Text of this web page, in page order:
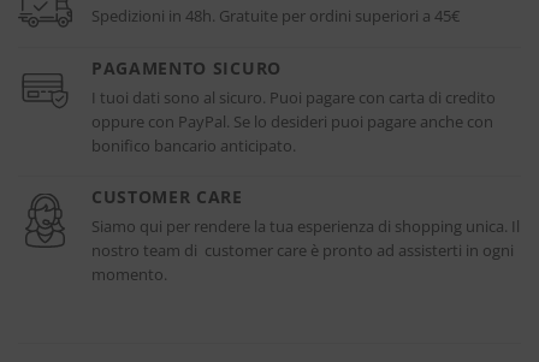
Spedizioni in 48h. Gratuite per ordini superiori a 45€
PAGAMENTO SICURO
I tuoi dati sono al sicuro. Puoi pagare con carta di credito
oppure con PayPal. Se lo desideri puoi pagare anche con
bonifico bancario anticipato.
CUSTOMER CARE
Siamo qui per rendere la tua esperienza di shopping unica. Il
nostro team di customer care è pronto ad assisterti in ogni
momento.